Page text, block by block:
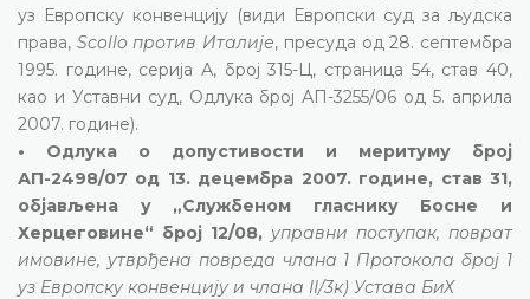
уз Европску конвенцију (види Европски суд за људска
права, Scollo против Италије, пресуда од 28. септембра
1995. године, серија А, број 315-Ц, страница 54, став 40,
као и Уставни суд, Одлука број АП-3255/06 од 5. априла
2007. године).
• Одлука о допустивости и меритуму број
АП-2498/07 од 13. децембра 2007. године, став 31,
објављена у „Службеном гласнику Босне и
Херцеговине“ број 12/08, управни поступак, поврат
имовине, утврђена повреда члана 1 Протокола број 1
уз Европску конвенцију и члана II/3к) Устава БиХ